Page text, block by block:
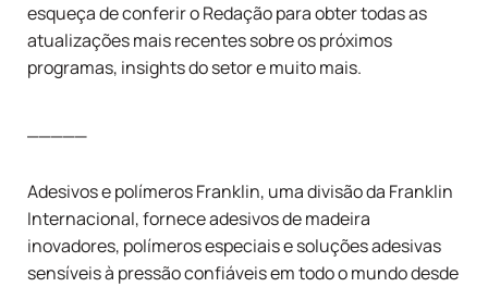
esqueça de conferir oRedaçãopara obter todas as
atualizações mais recentes sobre os próximos
programas, insights do setor e muito mais.
_____
Adesivos e polímeros Franklin, uma divisão da Franklin
Internacional, fornece adesivos de madeira
inovadores, polímeros especiais e soluções adesivas
sensíveis à pressão confiáveis em todo o mundo desde